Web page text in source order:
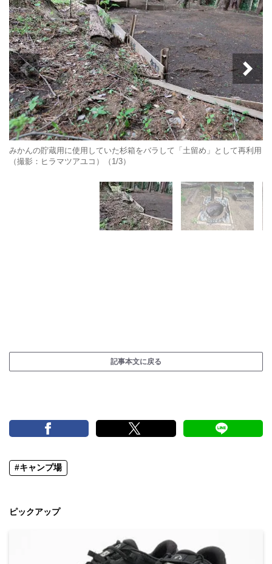
みかんの貯蔵用に使用していた杉箱をバラして「土留め」として再利用
（撮影：ヒラマツアユコ）（1/3）
記事本文に戻る
#キャンプ場
ピックアップ